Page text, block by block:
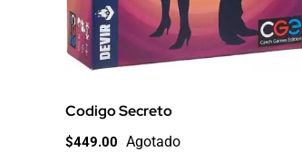
Codigo Secreto
$449.00 Agotado